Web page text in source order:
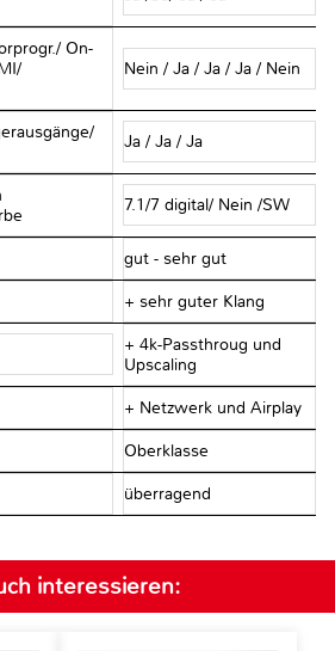
On-
Nein / Ja / Ja / Ja / Nein
Ja / Ja / Ja
7.1/7 digital/ Nein /SW
gut - sehr gut
+ sehr guter Klang
+ 4k-Passthroug und
Upscaling
+ Netzwerk und Airplay
Oberklasse
überragend
interessieren: